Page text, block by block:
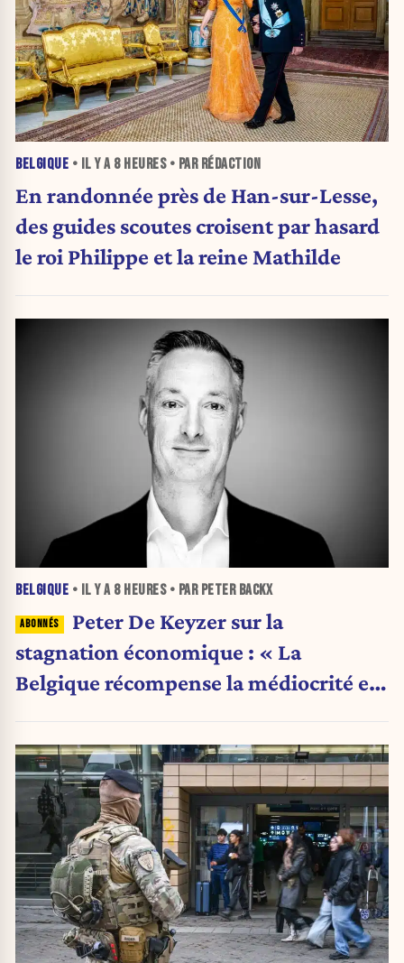
BELGIQUE • IL Y A 8 HEURES• PAR RÉDACTION
En randonnée près de Han-sur-Lesse,
des guides scoutes croisent par hasard
le roi Philippe et la reine Mathilde
BELGIQUE • IL Y A 8 HEURES• PAR PETER BACKX
Peter De Keyzer sur la
stagnation économique : « La
Belgique récompense la médiocrité et